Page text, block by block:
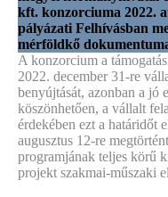
kft. konzorciuma 2022.
pályázati Felhívásban
mérföldkő
A konzorcium a
2022. december 31-re
benyújtását, azonban a jó
köszönhetően, a vállalt
érdekében ezt a határidőt
augusztus 12-re
programjának teljes körű
projekt szakmai-műszaki